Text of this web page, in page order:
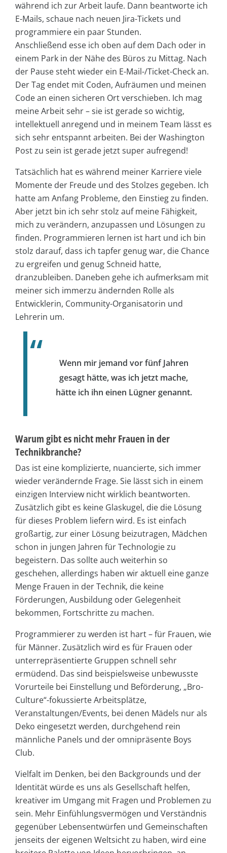
während ich zur Arbeit laufe. Dann beantworte ich
E-Mails, schaue nach neuen Jira-Tickets und
programmiere ein paar Stunden.
Anschließend esse ich oben auf dem Dach oder in
einem Park in der Nähe des Büros zu Mittag. Nach
der Pause steht wieder ein E-Mail-/Ticket-Check an.
Der Tag endet mit Coden, Aufräumen und meinen
Code an einen sicheren Ort verschieben. Ich mag
meine Arbeit sehr – sie ist gerade so wichtig,
intellektuell anregend und in meinem Team lässt es
sich sehr entspannt arbeiten. Bei der Washington
Post zu sein ist gerade jetzt super aufregend!
Tatsächlich hat es während meiner Karriere viele
Momente der Freude und des Stolzes gegeben. Ich
hatte am Anfang Probleme, den Einstieg zu finden.
Aber jetzt bin ich sehr stolz auf meine Fähigkeit,
mich zu verändern, anzupassen und Lösungen zu
finden. Programmieren lernen ist hart und ich bin
stolz darauf, dass ich tapfer genug war, die Chance
zu ergreifen und genug Schneid hatte,
dranzubleiben. Daneben gehe ich aufmerksam mit
meiner sich immerzu ändernden Rolle als
Entwicklerin, Community-Organisatorin und
Lehrerin um.
Wenn mir jemand vor fünf Jahren
gesagt hätte, was ich jetzt mache,
hätte ich ihn einen Lügner genannt.
Warum gibt es nicht mehr Frauen in der
Technikbranche?
Das ist eine komplizierte, nuancierte, sich immer
wieder verändernde Frage. Sie lässt sich in einem
einzigen Interview nicht wirklich beantworten.
Zusätzlich gibt es keine Glaskugel, die die Lösung
für dieses Problem liefern wird. Es ist einfach
großartig, zur einer Lösung beizutragen, Mädchen
schon in jungen Jahren für Technologie zu
begeistern. Das sollte auch weiterhin so
geschehen, allerdings haben wir aktuell eine ganze
Menge Frauen in der Technik, die keine
Förderungen, Ausbildung oder Gelegenheit
bekommen, Fortschritte zu machen.
Programmierer zu werden ist hart – für Frauen, wie
für Männer. Zusätzlich wird es für Frauen oder
unterrepräsentierte Gruppen schnell sehr
ermüdend. Das sind beispielsweise unbewusste
Vorurteile bei Einstellung und Beförderung, „Bro-
Culture“-fokussierte Arbeitsplätze,
Veranstaltungen/Events, bei denen Mädels nur als
Deko eingesetzt werden, durchgehend rein
männliche Panels und der omnipräsente Boys
Club.
Vielfalt im Denken, bei den Backgrounds und der
Identität würde es uns als Gesellschaft helfen,
kreativer im Umgang mit Fragen und Problemen zu
sein. Mehr Einfühlungsvermögen und Verständnis
gegenüber Lebensentwürfen und Gemeinschaften
jenseits der eigenen Weltsicht zu haben, wird eine